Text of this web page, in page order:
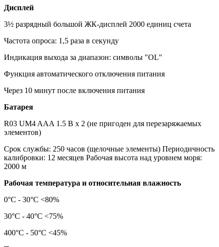
Дисплей
3½ разрядный большой ЖК-дисплей 2000 единиц счета
Частота опроса: 1,5 раза в секунду
Индикация выхода за диапазон: символы "OL"
Функция автоматического отключения питания
Через 10 минут после включения питания
Батарея
R03 UM4 AAA 1.5 В x 2 (не пригоден для перезаряжаемых
элементов)
Срок службы: 250 часов (щелочные элементы) Периодичность
калибровки: 12 месяцев Рабочая высота над уровнем моря:
2000 м
Рабочая температура и относительная влажность
0°C - 30°C <80%
30°C - 40°C <75%
400°C - 50°C <45%